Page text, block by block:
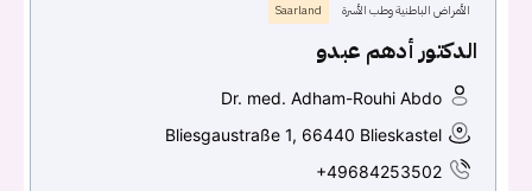
الأمراض الباطنية وطب الأسرة Saarland
الدكتور أدهم عبدو
Dr. med. Adham-Rouhi Abdo
Bliesgaustraße 1, 66440 Blieskastel
+49684253502